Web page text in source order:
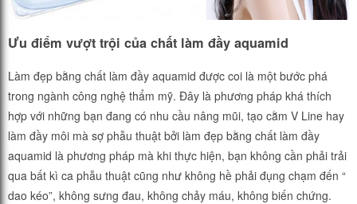
Ưu điểm vượt trội của chất làm đầy aquamid
Làm đẹp bằng chất làm đầy aquamid được coi là một bước phá
trong ngành công nghệ thẩm mỹ. Đây là phương pháp khá thích
hợp với những bạn đang có nhu cầu nâng mũi, tạo cằm V Line hay
làm đầy môi mà sợ phẫu thuật bởi làm đẹp bằng chất làm đầy
aquamid là phương pháp mà khi thực hiện, bạn không cần phải trải
qua bất kì ca phẫu thuật cũng như không hề phải đụng chạm đến “
dao kéo”, không sưng đau, không chảy máu, không biến chứng.